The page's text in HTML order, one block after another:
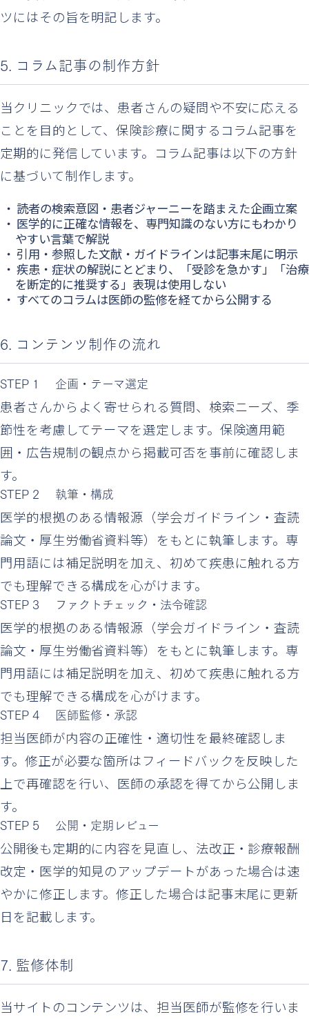
ツにはその旨を明記します。
5. コラム記事の制作方針
当クリニックでは、患者さんの疑問や不安に応える
ことを目的として、保険診療に関するコラム記事を
定期的に発信しています。コラム記事は以下の方針
に基づいて制作します。
読者の検索意図・患者ジャーニーを踏まえた企画立案
医学的に正確な情報を、専門知識のない方にもわかり
やすい言葉で解説
引用・参照した文献・ガイドラインは記事末尾に明示
疾患・症状の解説にとどまり、「受診を急かす」「治療
を断定的に推奨する」表現は使用しない
すべてのコラムは医師の監修を経てから公開する
6. コンテンツ制作の流れ
STEP 1 企画・テーマ選定
患者さんからよく寄せられる質問、検索ニーズ、季
節性を考慮してテーマを選定します。保険適用範
囲・広告規制の観点から掲載可否を事前に確認しま
す。
STEP 2 執筆・構成
医学的根拠のある情報源（学会ガイドライン・査読
論文・厚生労働省資料等）をもとに執筆します。専
門用語には補足説明を加え、初めて疾患に触れる方
でも理解できる構成を心がけます。
STEP 3 ファクトチェック・法令確認
医学的根拠のある情報源（学会ガイドライン・査読
論文・厚生労働省資料等）をもとに執筆します。専
門用語には補足説明を加え、初めて疾患に触れる方
でも理解できる構成を心がけます。
STEP 4 医師監修・承認
担当医師が内容の正確性・適切性を最終確認しま
す。修正が必要な箇所はフィードバックを反映した
上で再確認を行い、医師の承認を得てから公開しま
す。
STEP 5 公開・定期レビュー
公開後も定期的に内容を見直し、法改正・診療報酬
改定・医学的知見のアップデートがあった場合は速
やかに修正します。修正した場合は記事末尾に更新
日を記載します。
7. 監修体制
当サイトのコンテンツは、担当医師が監修を行いま